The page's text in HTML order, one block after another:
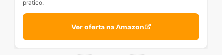
pratico.
Ver oferta na Amazon